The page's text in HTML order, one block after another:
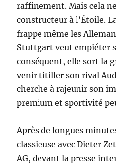
raffinement. Mais cela
constructeur à l’Étoile.
frappe même les
Stuttgart veut empiéter
conséquent, elle sort la
venir titiller son rival
cherche à rajeunir son
premium et sportivité
Après de longues
classieuse avec Dieter
AG, devant la presse